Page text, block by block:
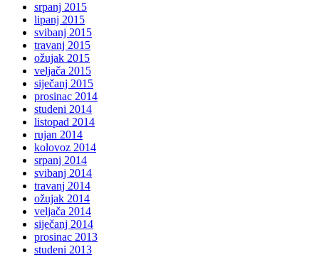
srpanj 2015
lipanj 2015
svibanj 2015
travanj 2015
ožujak 2015
veljača 2015
siječanj 2015
prosinac 2014
studeni 2014
listopad 2014
rujan 2014
kolovoz 2014
srpanj 2014
svibanj 2014
travanj 2014
ožujak 2014
veljača 2014
siječanj 2014
prosinac 2013
studeni 2013